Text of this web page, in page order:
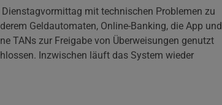
mit technischen Problemen zu
Geldautomaten, Online-Banking, die App und
TANs zur Freigabe von Überweisungen genutzt
Inzwischen läuft das System wieder